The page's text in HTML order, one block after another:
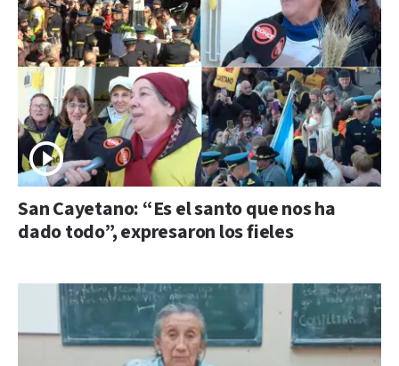
San Cayetano: “Es el santo que nos ha
dado todo”, expresaron los fieles